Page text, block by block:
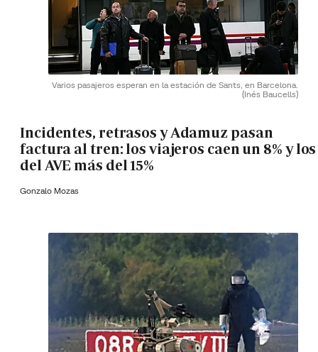
Varios pasajeros esperan en la estación de Sants, en Barcelona.
(Inés Baucells)
Incidentes, retrasos y Adamuz pasan
factura al tren: los viajeros caen un 8% y los
del AVE más del 15%
Gonzalo Mozas